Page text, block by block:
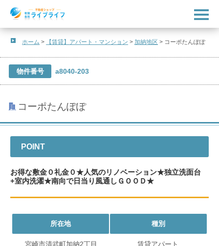
t
o
g
l
n
g
n
ホーム > 【賃貸】アパート・マンション >加納地区 > コーポたんぽぽ
コーポたんぽぽ
物件番号 a8040-203
POINT
お得な敷金０礼金０★人気のリノベーション★独立洗面台
+室内洗濯★南向で日当り風通しＧＯＯＤ★
所在地 種別
宮崎市清武町加納2丁目 賃貸アパート